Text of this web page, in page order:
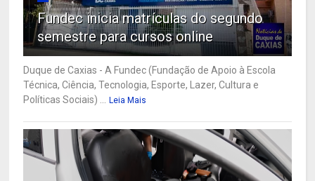
Fundec inicia matrículas do segundo
semestre para cursos online
Duque de Caxias - A Fundec (Fundação de Apoio à Escola
Técnica, Ciência, Tecnologia, Esporte, Lazer, Cultura e
Políticas Sociais) ...
Leia Mais